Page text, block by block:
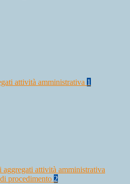
attività amministrativa 1
aggregati attività amministrativa
procedimento 2